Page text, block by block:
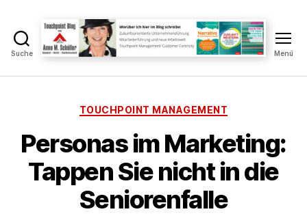
Suche
Touchpoint
Blog
M.
Schüller
Menü
Kategorien
TOUCHPOINT MANAGEMENT
Personas im Marketing:
Tappen Sie nicht in die
Seniorenfalle
o
A
n